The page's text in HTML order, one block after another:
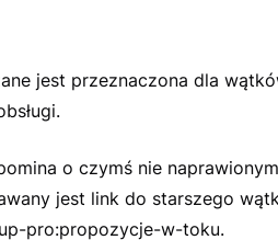
jest przeznaczona dla
o czymś nie
jest link do starszego
pro:propozycje-w-toku.